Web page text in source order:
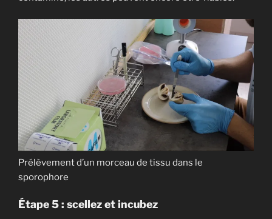
Prélèvement d’un morceau de tissu dans le
sporophore
Étape 5 : scellez et incubez